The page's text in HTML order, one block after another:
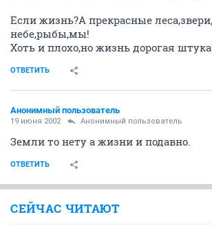
Если жизнь?А прекрасные
небе,рыбы,мы!
Хоть и плохо,но жизнь дорогая
ОТВЕТИТЬ
Анонимный пользователь
19 июня 2002 Анонимный пользователь
Земли то нету а жизни и подавно.
ОТВЕТИТЬ
СЕЙЧАС ЧИТАЮТ